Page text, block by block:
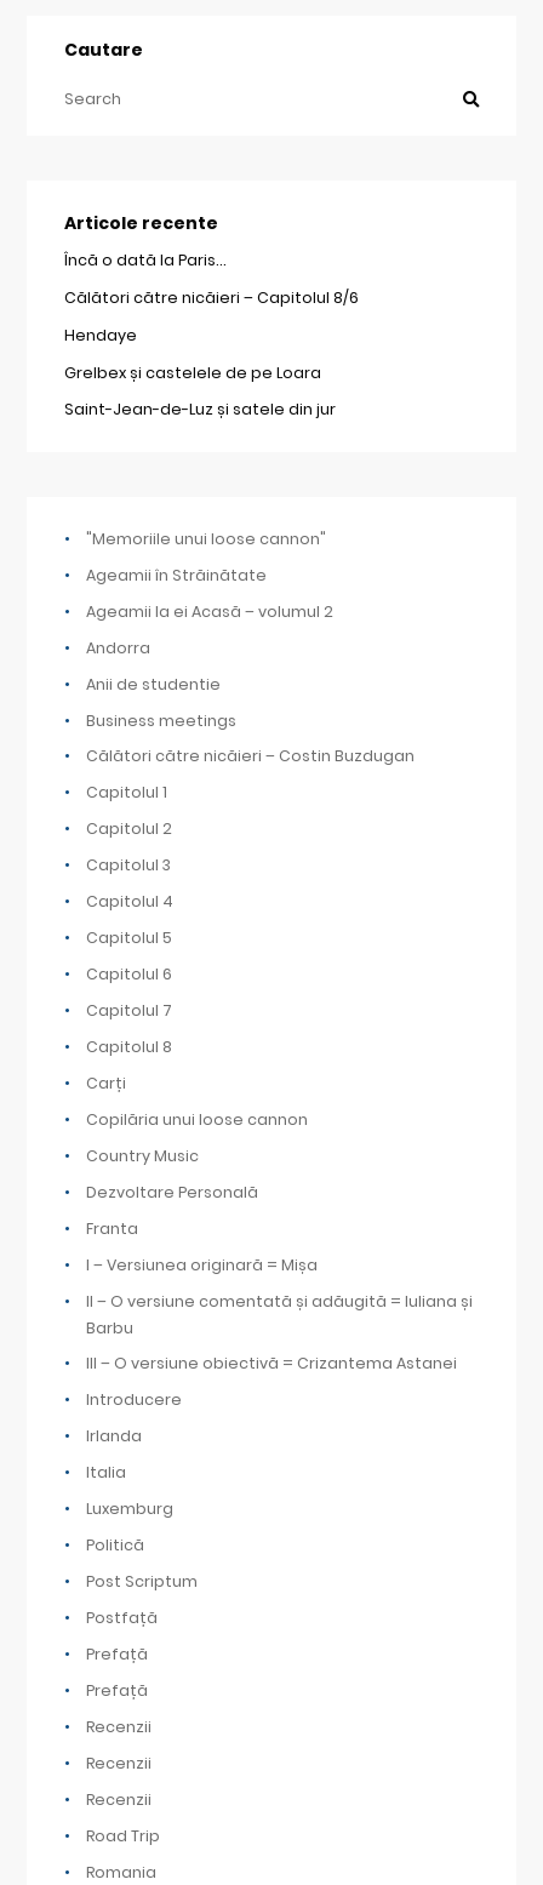
Cautare
Articole recente
Încă o dată la Paris…
Călători către nicăieri – Capitolul 8/6
Hendaye
Grelbex și castelele de pe Loara
Saint-Jean-de-Luz și satele din jur
"Memoriile unui loose cannon"
Ageamii în Străinătate
Ageamii la ei Acasă – volumul 2
Andorra
Anii de studentie
Business meetings
Călători către nicăieri – Costin Buzdugan
Capitolul 1
Capitolul 2
Capitolul 3
Capitolul 4
Capitolul 5
Capitolul 6
Capitolul 7
Capitolul 8
Carți
Copilăria unui loose cannon
Country Music
Dezvoltare Personală
Franta
I – Versiunea originară = Mișa
II – O versiune comentată și adăugită = Iuliana și
Barbu
III – O versiune obiectivă = Crizantema Astanei
Introducere
Irlanda
Italia
Luxemburg
Politică
Post Scriptum
Postfață
Prefață
Prefață
Recenzii
Recenzii
Recenzii
Road Trip
Romania